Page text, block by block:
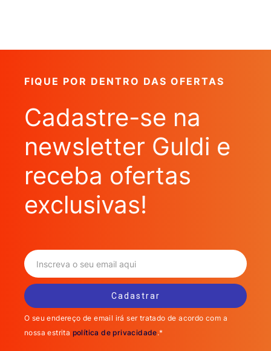
FIQUE POR DENTRO DAS OFERTAS
Cadastre-se na
newsletter Guldi e
receba ofertas
exclusivas!
O seu endereço de email irá ser tratado de acordo com a
nossa estrita política de privacidade.*